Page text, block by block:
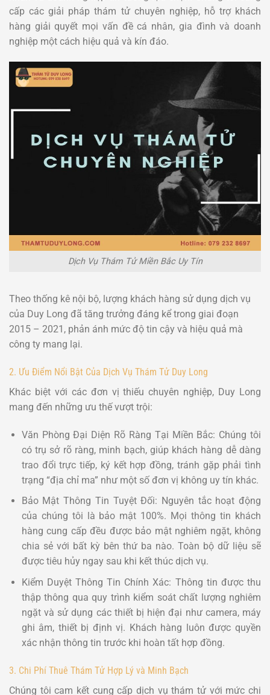
cấp các giải pháp thám tử chuyên nghiệp, hỗ trợ khách
hàng giải quyết mọi vấn đề cá nhân, gia đình và doanh
nghiệp một cách hiệu quả và kín đáo.
Dịch Vụ Thám Tử Miền Bắc Uy Tín
Theo thống kê nội bộ, lượng khách hàng sử dụng dịch vụ
của Duy Long đã tăng trưởng đáng kể trong giai đoạn
2015 – 2021, phản ánh mức độ tin cậy và hiệu quả mà
công ty mang lại.
2. Ưu Điểm Nổi Bật Của Dịch Vụ Thám Tử Duy Long
Khác biệt với các đơn vị thiếu chuyên nghiệp, Duy Long
mang đến những ưu thế vượt trội:
Văn Phòng Đại Diện Rõ Ràng Tại Miền Bắc: Chúng tôi
có trụ sở rõ ràng, minh bạch, giúp khách hàng dễ dàng
trao đổi trực tiếp, ký kết hợp đồng, tránh gặp phải tình
trạng “địa chỉ ma” như một số đơn vị không uy tín khác.
Bảo Mật Thông Tin Tuyệt Đối: Nguyên tắc hoạt động
của chúng tôi là bảo mật 100%. Mọi thông tin khách
hàng cung cấp đều được bảo mật nghiêm ngặt, không
chia sẻ với bất kỳ bên thứ ba nào. Toàn bộ dữ liệu sẽ
được tiêu hủy ngay sau khi kết thúc dịch vụ.
Kiểm Duyệt Thông Tin Chính Xác: Thông tin được thu
thập thông qua quy trình kiểm soát chất lượng nghiêm
ngặt và sử dụng các thiết bị hiện đại như camera, máy
ghi âm, thiết bị định vị. Khách hàng luôn được quyền
xác nhận thông tin trước khi hoàn tất hợp đồng.
3. Chi Phí Thuê Thám Tử Hợp Lý và Minh Bạch
Chúng tôi cam kết cung cấp dịch vụ thám tử với mức chi